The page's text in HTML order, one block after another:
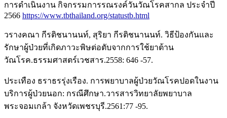
การดำเนินงาน กิจกรรมการรณรงค์วันวัณโรคสากล ประจำปี
2566 https://www.tbthailand.org/statustb.html
วรางคณา กีรติชนานนท์, สุริยา กีรติชนานนท์. วิธีป้องกันและ
รักษาผู้ป่วยที่เกิดภาวะพิษต่อตับจากการใช้ยาต้าน
วัณโรค.ธรรมศาสตร์เวชสาร.2558: 646 -57.
ประเทือง ธราธรรุ่งเรือง. การพยาบาลผู้ป่วยวัณโรคปอดในงาน
บริการผู้ป่วยนอก: กรณีศึกษา.วารสารวิทยาลัยพยาบาล
พระจอมเกล้า จังหวัดเพชรบุรี.2561:77 -95.